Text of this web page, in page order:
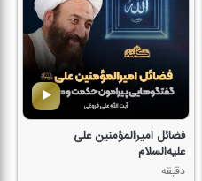
فضائل امیرالمؤمنین علی
علیه‌السلام
دقیقه